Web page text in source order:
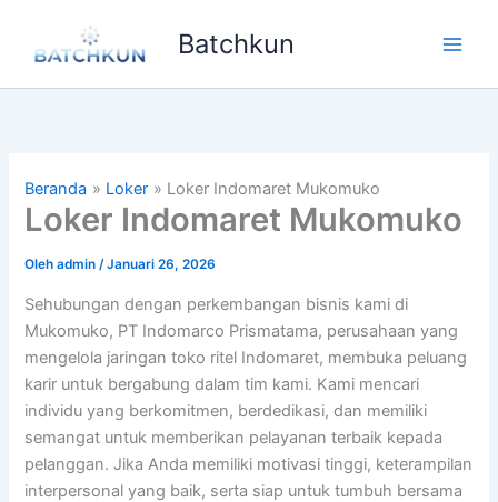
konten
Batchkun
Beranda Loker Loker Indomaret Mukomuko
Loker Indomaret Mukomuko
Olehadmin/Januari 26, 2026
Sehubungan dengan perkembangan bisnis kami di
Mukomuko, PT Indomarco Prismatama, perusahaan yang
mengelola jaringan toko ritel Indomaret, membuka peluang
karir untuk bergabung dalam tim kami. Kami mencari
individu yang berkomitmen, berdedikasi, dan memiliki
semangat untuk memberikan pelayanan terbaik kepada
pelanggan. Jika Anda memiliki motivasi tinggi, keterampilan
interpersonal yang baik, serta siap untuk tumbuh bersama